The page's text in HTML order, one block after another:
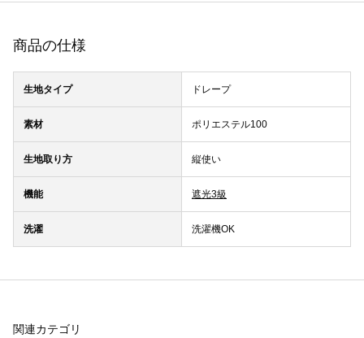
商品の仕様
生地タイプ ドレープ
素材 ポリエステル100
生地取り方 縦使い
機能 遮光3級
洗濯 洗濯機OK
関連カテゴリ